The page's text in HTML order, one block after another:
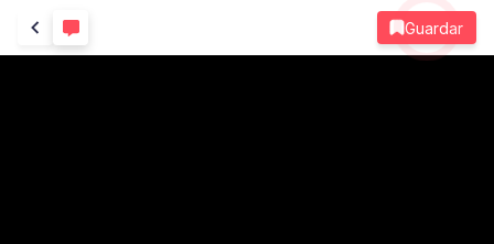
Guardar